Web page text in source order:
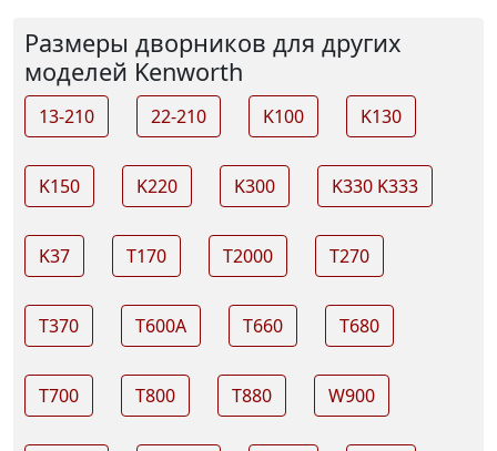
Размеры дворников для других
моделей Kenworth
13-210 22-210 K100 K130
K150 K220 K300 K330 K333
K37 T170 T2000 T270
T370 T600A T660 T680
T700 T800 T880 W900